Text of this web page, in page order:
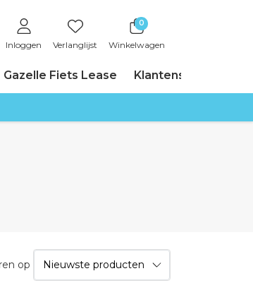
Inloggen Verlanglijst
0
Winkelwagen
Gazelle Fiets Lease Klantenservice
op